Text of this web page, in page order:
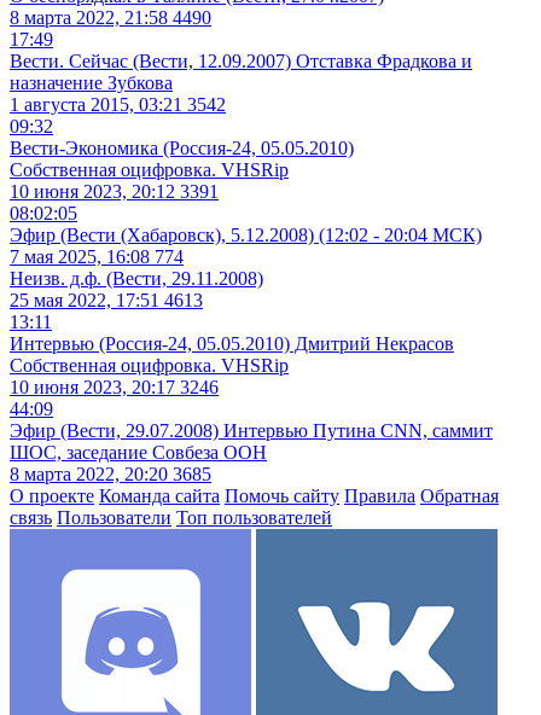
8 марта 2022, 21:58 4490
17:49
Вести. Сейчас (Вести, 12.09.2007) Отставка Фрадкова и
назначение Зубкова
1 августа 2015, 03:21 3542
09:32
Вести-Экономика (Россия-24, 05.05.2010)
Собственная оцифровка. VHSRip
10 июня 2023, 20:12 3391
08:02:05
Эфир (Вести (Хабаровск), 5.12.2008) (12:02 - 20:04 МСК)
7 мая 2025, 16:08 774
Неизв. д.ф. (Вести, 29.11.2008)
25 мая 2022, 17:51 4613
13:11
Интервью (Россия-24, 05.05.2010) Дмитрий Некрасов
Собственная оцифровка. VHSRip
10 июня 2023, 20:17 3246
44:09
Эфир (Вести, 29.07.2008) Интервью Путина CNN, саммит
ШОС, заседание Совбеза ООН
8 марта 2022, 20:20 3685
О проекте Команда сайта Помочь сайту Правила Обратная
связь Пользователи Топ пользователей